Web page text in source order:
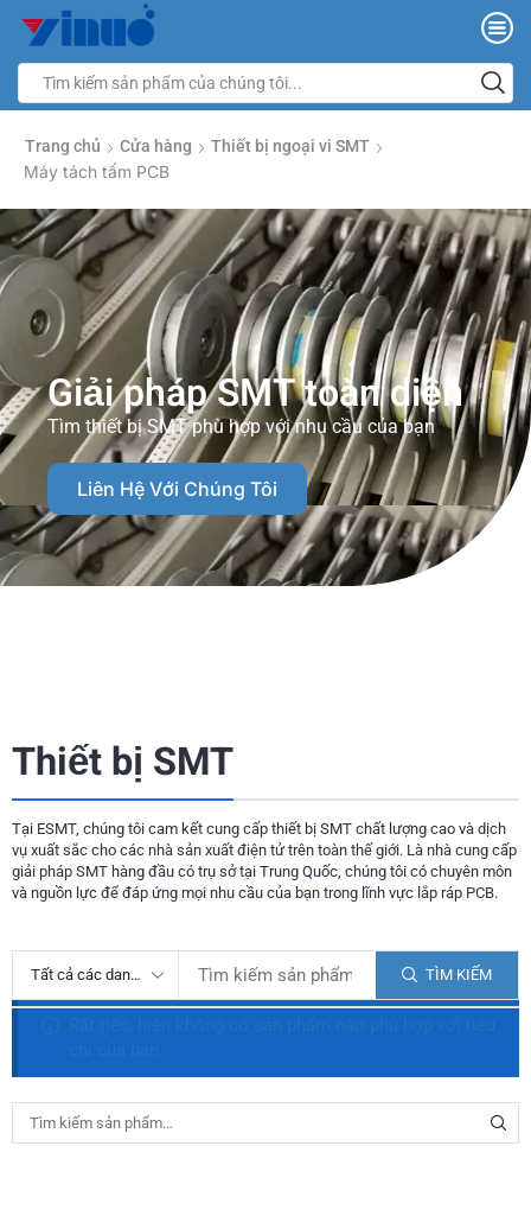
Trang chủ Cửa hàng Thiết bị ngoại vi SMT
Máy tách tấm PCB
Giải pháp SMT toàn diện
Tìm thiết bị SMT phù hợp với nhu cầu của bạn
Liên Hệ Với Chúng Tôi
Thiết bị SMT
Tại ESMT, chúng tôi cam kết cung cấp thiết bị SMT chất lượng cao và dịch
vụ xuất sắc cho các nhà sản xuất điện tử trên toàn thế giới. Là nhà cung cấp
giải pháp SMT hàng đầu có trụ sở tại Trung Quốc, chúng tôi có chuyên môn
và nguồn lực để đáp ứng mọi nhu cầu của bạn trong lĩnh vực lắp ráp PCB.
TÌM KIẾM